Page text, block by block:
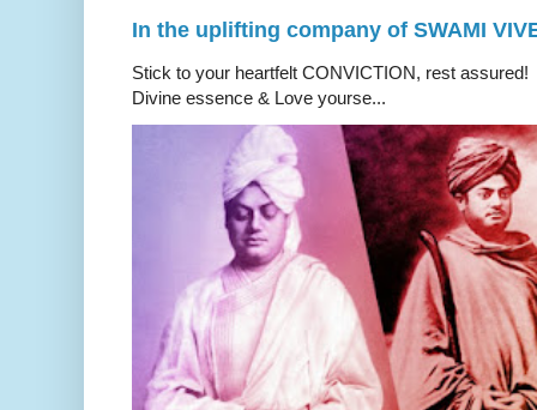
In the uplifting company of SWAMI
Stick to your heartfelt CONVICTION, rest
Divine essence & Love yourse...